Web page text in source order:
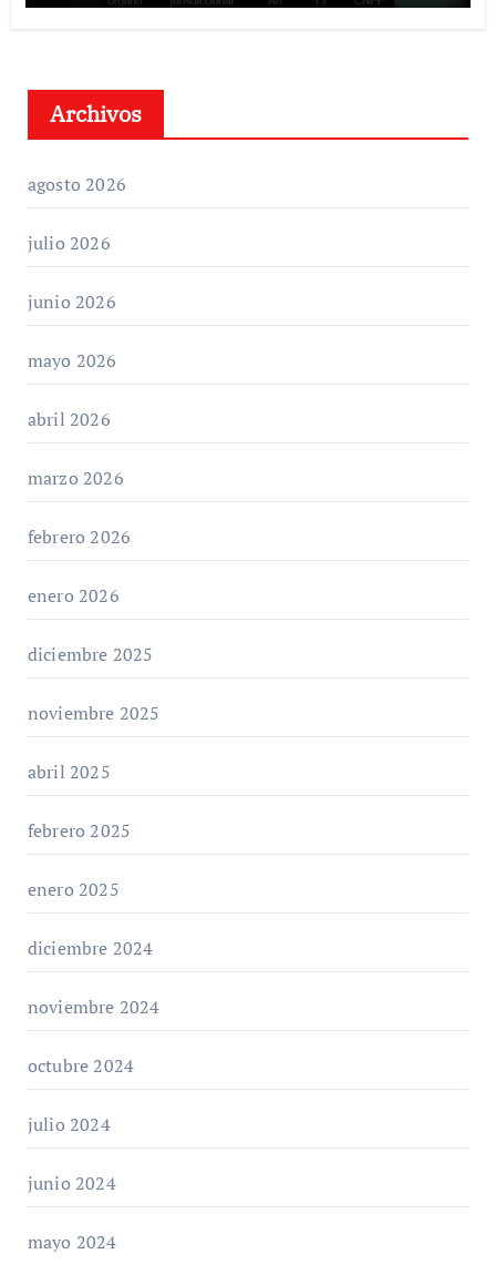
Archivos
agosto 2026
julio 2026
junio 2026
mayo 2026
abril 2026
marzo 2026
febrero 2026
enero 2026
diciembre 2025
noviembre 2025
abril 2025
febrero 2025
enero 2025
diciembre 2024
noviembre 2024
octubre 2024
julio 2024
junio 2024
mayo 2024